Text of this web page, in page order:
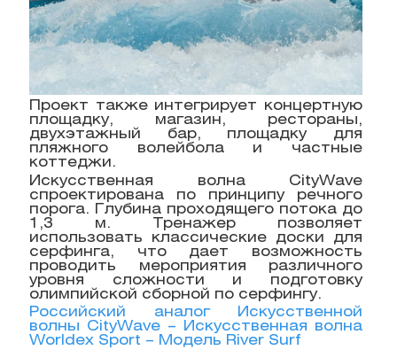
Проект также интегрирует концертную
площадку, магазин, рестораны,
двухэтажный бар, площадку для
пляжного волейбола и частные
коттеджи.
Искусственная волна CityWave
спроектирована по принципу речного
порога. Глубина проходящего потока до
1,3 м. Тренажер позволяет
использовать классические доски для
серфинга, что дает возможность
проводить мероприятия различного
уровня сложности и подготовку
олимпийской сборной по серфингу.
Российский аналог Искусственной
волны CityWave – Искусственная волна
Worldex Sport – Модель River Surf